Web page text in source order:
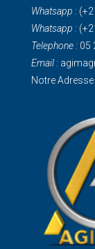
Whatsapp :
Whatsapp :
Telephone : 05
Email :
Notre